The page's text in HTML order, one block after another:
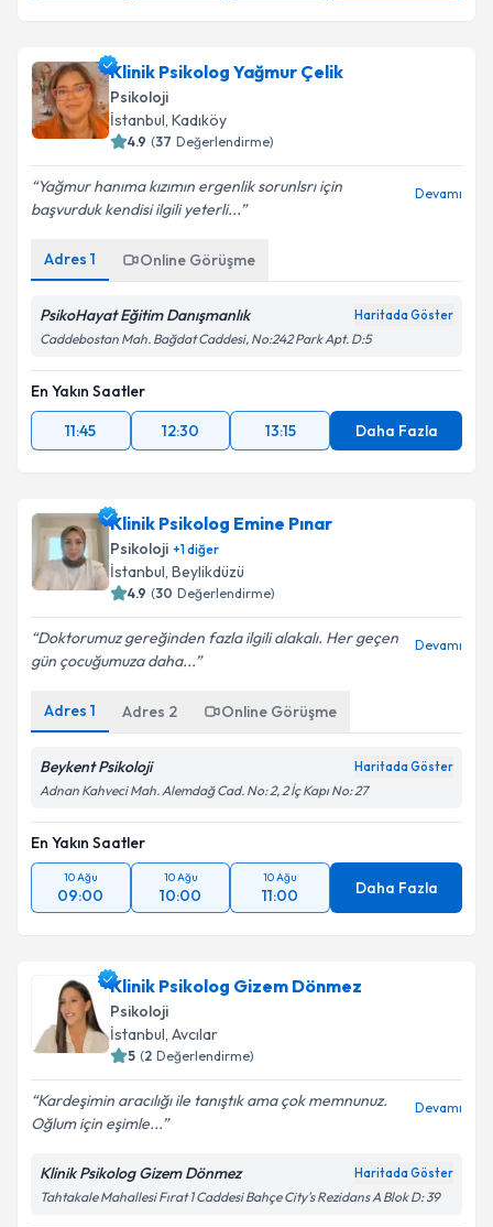
Klinik Psikolog Yağmur Çelik
Psikoloji
İstanbul, Kadıköy
4.9 (37 Değerlendirme)
Yağmur hanıma kızımın ergenlik sorunlsrı için
başvurduk kendisi ilgili yeterli...
Devamı
Adres 1 Online Görüşme
PsikoHayat Eğitim Danışmanlık Haritada Göster
Caddebostan Mah. Bağdat Caddesi, No:242 Park Apt. D:5
En Yakın Saatler
11:45
12:30 13:15 Daha Fazla
Klinik Psikolog Emine Pınar
Psikoloji +1diğer
İstanbul, Beylikdüzü
4.9 (30 Değerlendirme)
Doktorumuz gereğinden fazla ilgili alakalı. Her geçen
gün çocuğumuza daha...
Devamı
Adres 1 Adres 2 Online Görüşme
Beykent Psikoloji Haritada Göster
Adnan Kahveci Mah. Alemdağ Cad. No: 2, 2 İç Kapı No: 27
En Yakın Saatler
10 Ağu
09:00
10 Ağu
10:00
10 Ağu
11:00 Daha Fazla
Klinik Psikolog Gizem Dönmez
Psikoloji
İstanbul, Avcılar
5 (2 Değerlendirme)
Kardeşimin aracılığı ile tanıştık ama çok memnunuz.
Oğlum için eşimle...
Devamı
Klinik Psikolog Gizem Dönmez Haritada Göster
Tahtakale Mahallesi Fırat 1 Caddesi Bahçe City's Rezidans A Blok D: 39